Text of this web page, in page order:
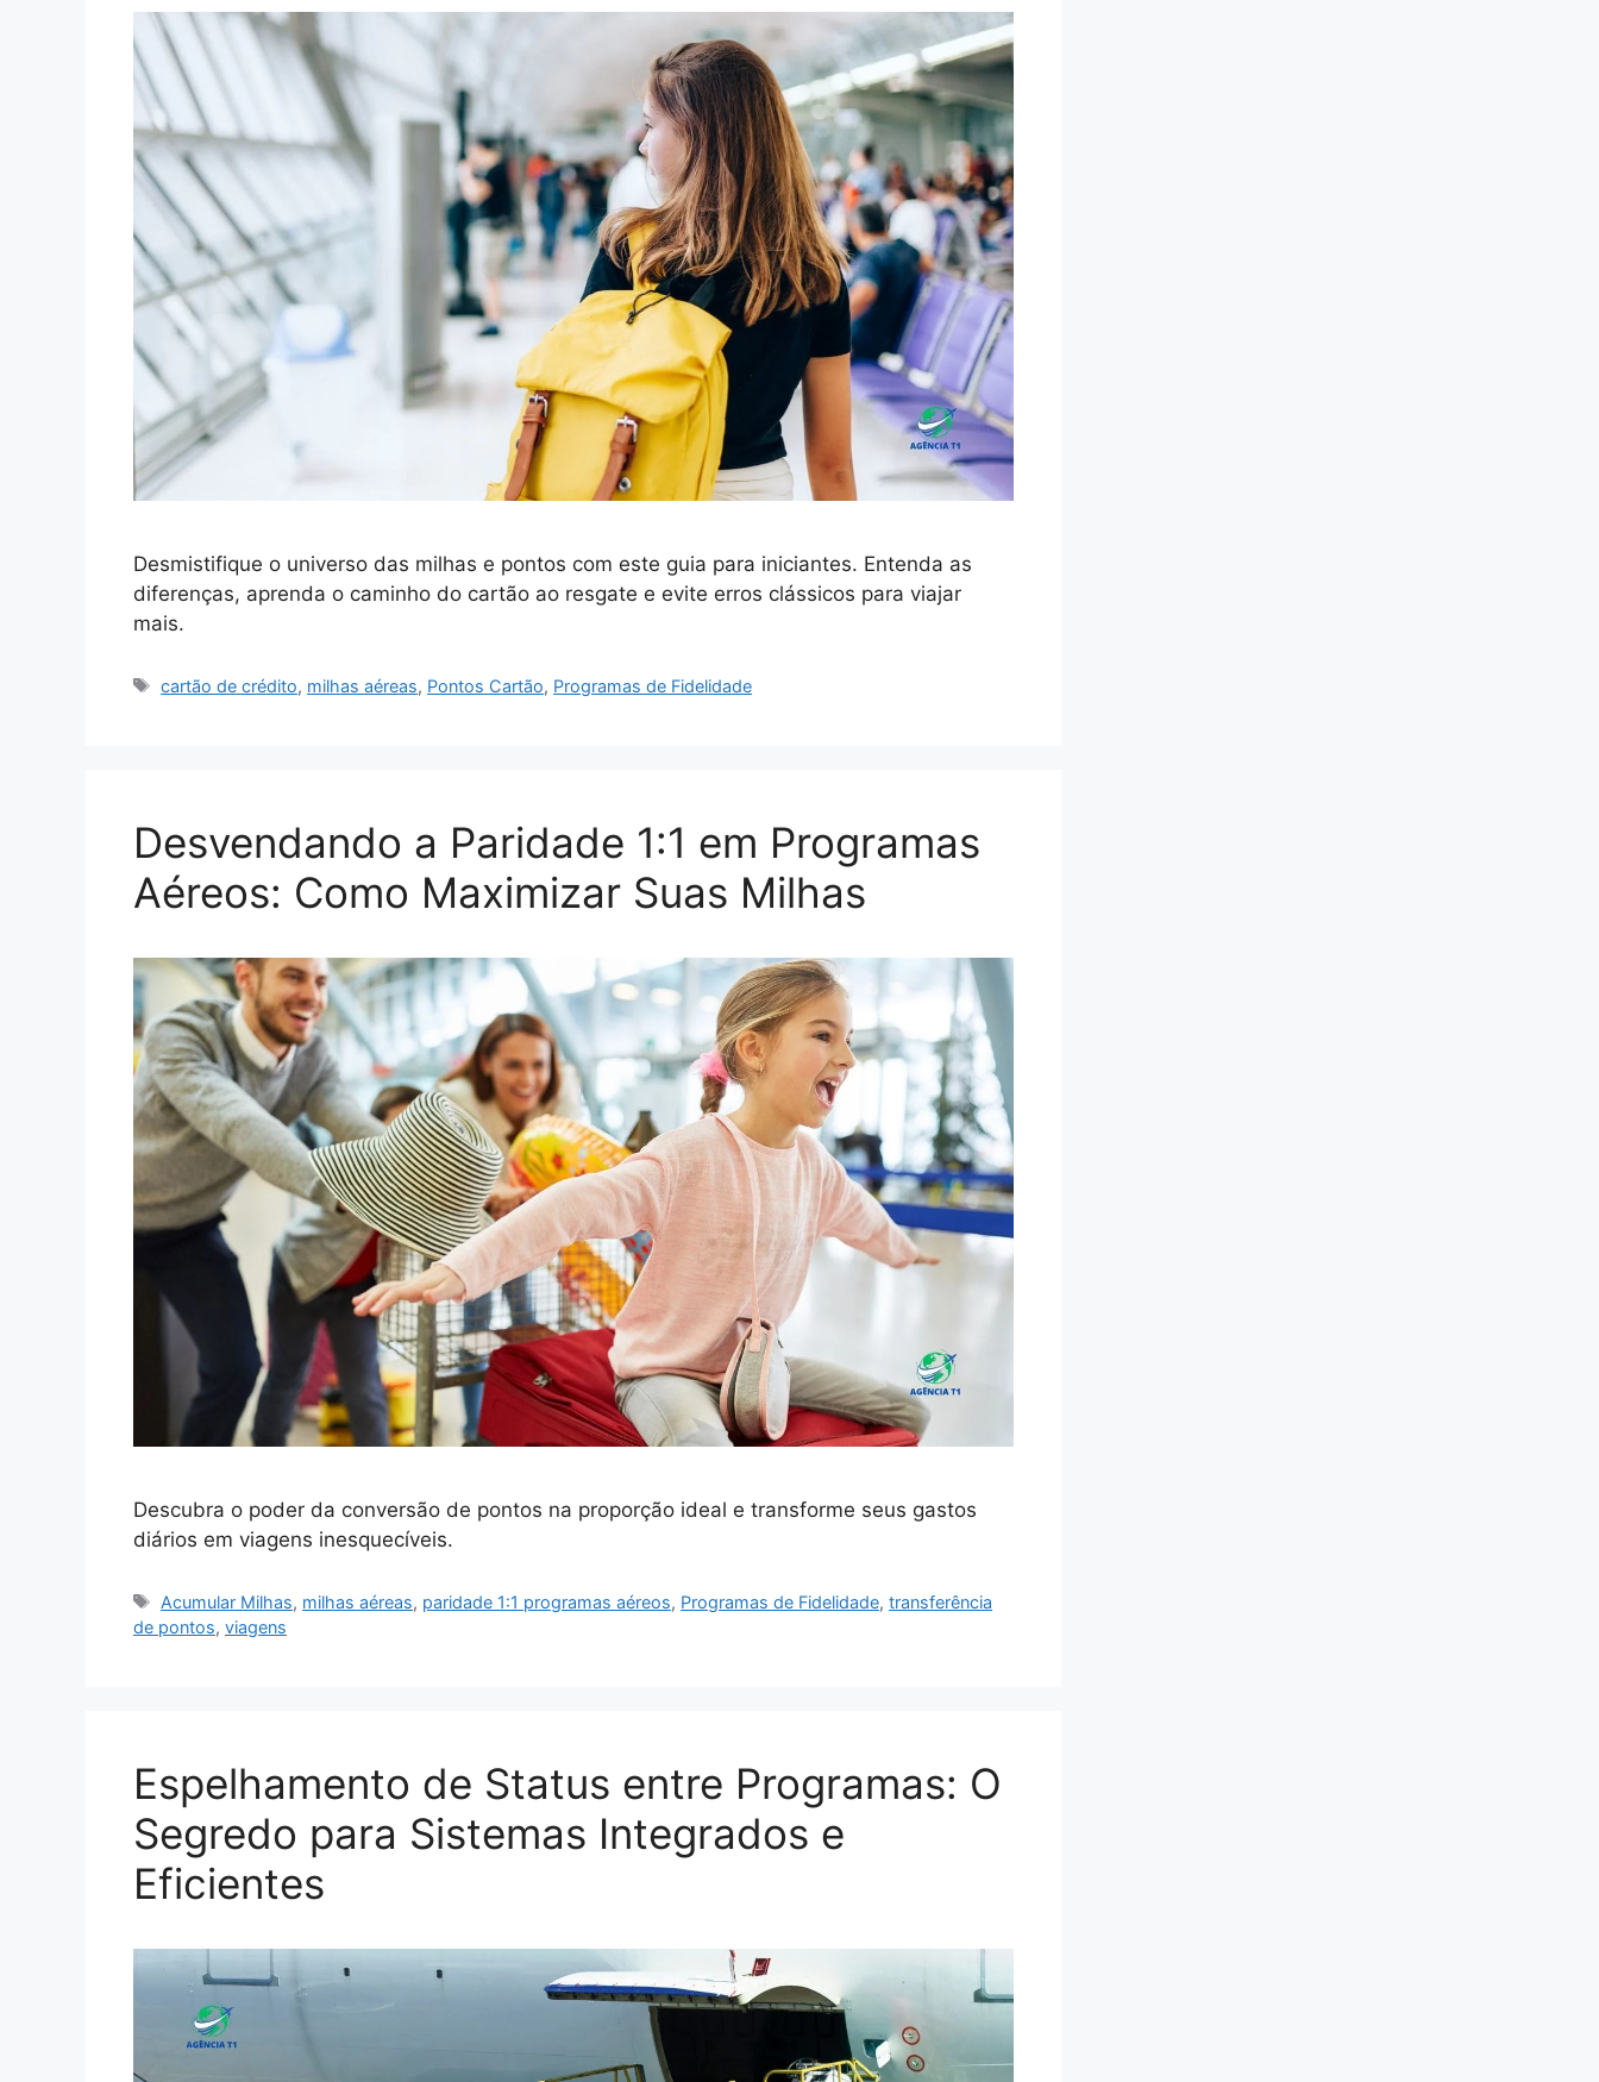
Desmistifique o universo das milhas e pontos com este guia para iniciantes. Entenda as
diferenças, aprenda o caminho do cartão ao resgate e evite erros clássicos para viajar
mais.
Tags
cartão de crédito, milhas aéreas, Pontos Cartão, Programas de Fidelidade
Desvendando a Paridade 1:1 em Programas
Aéreos: Como Maximizar Suas Milhas
Descubra o poder da conversão de pontos na proporção ideal e transforme seus gastos
diários em viagens inesquecíveis.
Tags
Acumular Milhas, milhas aéreas, paridade 1:1 programas aéreos, Programas de Fidelidade,transferência
de pontos, viagens
Espelhamento de Status entre Programas: O
Segredo para Sistemas Integrados e
Eficientes